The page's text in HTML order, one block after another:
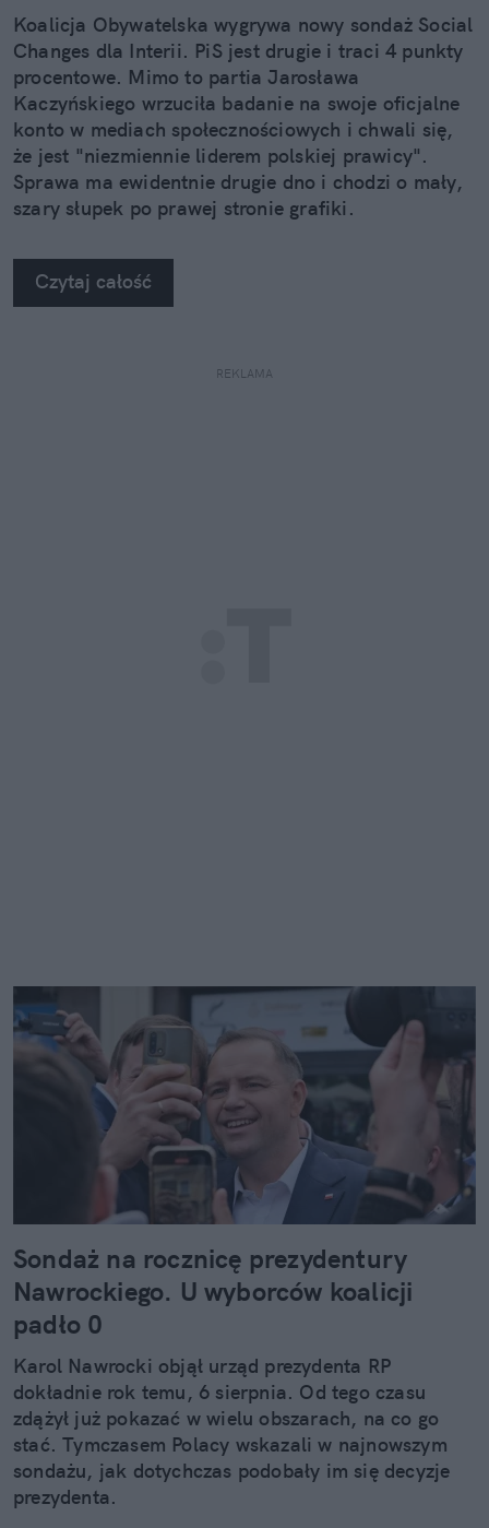
Koalicja Obywatelska wygrywa nowy sondaż Social
Changes dla Interii. PiS jest drugie i traci 4 punkty
procentowe. Mimo to partia Jarosława
Kaczyńskiego wrzuciła badanie na swoje oficjalne
konto w mediach społecznościowych i chwali się,
że jest "niezmiennie liderem polskiej prawicy".
Sprawa ma ewidentnie drugie dno i chodzi o mały,
szary słupek po prawej stronie grafiki.
Czytaj całość
REKLAMA
Sondaż na rocznicę prezydentury
Nawrockiego. U wyborców koalicji
padło 0
Karol Nawrocki objął urząd prezydenta RP
dokładnie rok temu, 6 sierpnia. Od tego czasu
zdążył już pokazać w wielu obszarach, na co go
stać. Tymczasem Polacy wskazali w najnowszym
sondażu, jak dotychczas podobały im się decyzje
prezydenta.